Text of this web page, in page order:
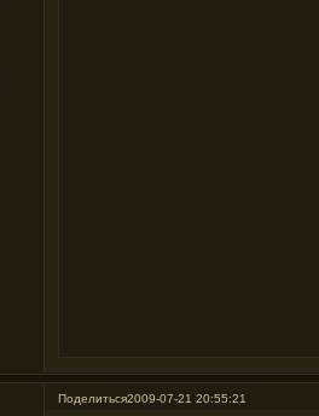
Поделиться2009-07-21 20:55:21